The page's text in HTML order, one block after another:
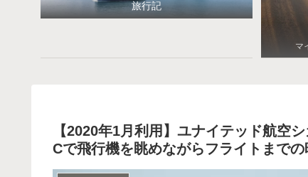
旅行記
マ
【2020年1月利用】ユナイテッド航空
Cで飛行機を眺めながらフライトまでの